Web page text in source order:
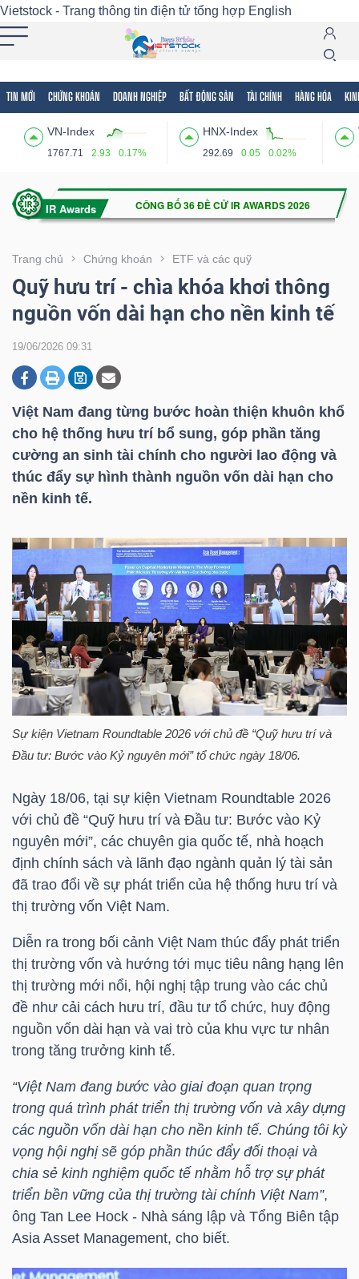
Vietstock - Trang thông tin điện tử tổng hợp English
TIN MỚI CHỨNG KHOÁN DOANH NGHIỆP BẤT ĐỘNG SẢN TÀI CHÍNH HÀNG HÓA
VN-Index
1767.71 2.93 0.17%
HNX-Index
292.69 0.05 0.02%
Trang chủ Chứng khoán ETF và các quỹ
Quỹ hưu trí - chìa khóa khơi thông
nguồn vốn dài hạn cho nền kinh tế
19/06/2026 09:31
Việt Nam đang từng bước hoàn thiện khuôn khổ
cho hệ thống hưu trí bổ sung, góp phần tăng
cường an sinh tài chính cho người lao động và
thúc đẩy sự hình thành nguồn vốn dài hạn cho
nền kinh tế.
Sự kiện Vietnam Roundtable 2026 với chủ đề “Quỹ hưu trí và
Đầu tư: Bước vào Kỷ nguyên mới” tổ chức ngày 18/06.
Ngày 18/06, tại sự kiện Vietnam Roundtable 2026
với chủ đề “Quỹ hưu trí và Đầu tư: Bước vào Kỷ
nguyên mới”, các chuyên gia quốc tế, nhà hoạch
định chính sách và lãnh đạo ngành quản lý tài sản
đã trao đổi về sự phát triển của hệ thống hưu trí và
thị trường vốn Việt Nam.
Diễn ra trong bối cảnh Việt Nam thúc đẩy phát triển
thị trường vốn và hướng tới mục tiêu nâng hạng lên
thị trường mới nổi, hội nghị tập trung vào các chủ
đề như cải cách hưu trí, đầu tư tổ chức, huy động
nguồn vốn dài hạn và vai trò của khu vực tư nhân
trong tăng trưởng kinh tế.
“Việt Nam đang bước vào giai đoạn quan trọng
trong quá trình phát triển thị trường vốn và xây dựng
các nguồn vốn dài hạn cho nền kinh tế. Chúng tôi kỳ
vọng hội nghị sẽ góp phần thúc đẩy đối thoại và
chia sẻ kinh nghiệm quốc tế nhằm hỗ trợ sự phát
triển bền vững của thị trường tài chính Việt Nam”,
ông Tan Lee Hock - Nhà sáng lập và Tổng Biên tập
Asia Asset Management, cho biết.
Tất cả Tính năng Ngành Mã chứng khoán
Tính
(-)
VIETSTOCK
CHỨNG
DOANH
NGHIỆP
TÀI
CHÍNH
HÀNG
HÓA
KINH
TẾ
GIỚI
TÀI
CHÍNH
CÁ
NHÂN